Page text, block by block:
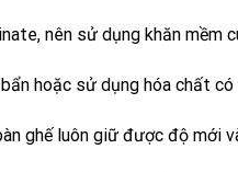
nên sử dụng khăn mềm
hoặc sử dụng hóa chất
ghế luôn giữ được độ mới